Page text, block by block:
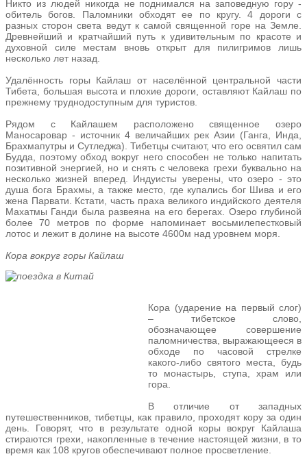
Никто из людей никогда не поднимался на заповедную гору -
обитель богов. Паломники обходят ее по кругу. 4 дороги с
разных сторон света ведут к самой священной горе на Земле.
Древнейший и кратчайший путь к удивительным по красоте и
духовной силе местам вновь открыт для пилигримов лишь
несколько лет назад.
Удалённость горы Кайлаш от населённой центральной части
Тибета, большая высота и плохие дороги, оставляют Кайлаш по
прежнему труднодоступным для туристов.
Рядом с Кайлашем расположено священное озеро
Маносаровар - источник 4 величайших рек Азии (Ганга, Инда,
Брахмапутры и Сутледжа). Тибетцы считают, что его освятил сам
Будда, поэтому обход вокруг него способен не только напитать
позитивной энергией, но и снять с человека грехи буквально на
несколько жизней вперед. Индуисты уверены, что озеро - это
душа бога Брахмы, а также место, где купались бог Шива и его
жена Парвати. Кстати, часть праха великого индийского деятеля
Махатмы Ганди была развеяна на его берегах. Озеро глубиной
более 70 метров по форме напоминает восьмилепестковый
лотос и лежит в долине на высоте 4600м над уровнем моря.
Кора вокруг горы Кайлаш
Кoра (ударение на первый слог)
– тибетское слово,
обозначающее совершение
паломничества, выражающееся в
обходе по часовой стрелке
какого-либо святого места, будь
то монастырь, ступа, храм или
гора.
В отличие от западных
путешественников, тибетцы, как правило, проходят кору за один
день. Говорят, что в результате одной коры вокруг Кайлаша
стираются грехи, накопленные в течение настоящей жизни, в то
время как 108 кругов обеспечивают полное просветление.